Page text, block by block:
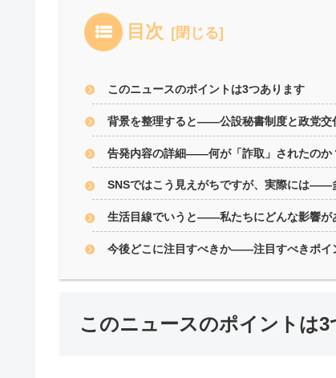
目次
このニュースのポイントは3つあります
背景を整理すると――公設秘書制度と政党交
告発内容の詳細――何が「詐取」されたのか
SNSではこう見えがちですが、実際には――
生活目線でいうと――私たちにどんな影響が
今後どこに注目すべきか――注目すべきポイ
このニュースのポイントは3